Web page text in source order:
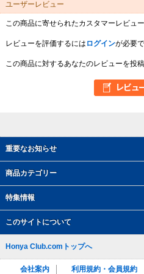
重要なお知らせ
商品カテゴリー
特集情報
このサイトについて
ユーザーレビュー
この商品に寄せられたカスタマーレビュ
レビューを評価するには ログインが必要で
この商品に対するあなたのレビューを投
Honya Club.comトップへ
会社案内 利用規約・会員規約